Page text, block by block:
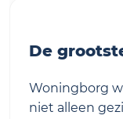
De
Woningborg
niet alleen